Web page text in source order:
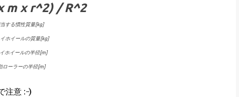
m x r^2) / R^2
する慣性質量[kg]
ホイールの質量[kg]
ホイールの半径[m]
ローラーの半径[m]
注意 :-)